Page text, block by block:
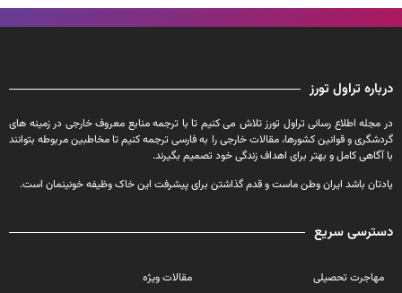
درباره تراول تورز
در مجله اطلاع رسانی تراول تورز تلاش می کنیم تا با ترجمه منابع معروف خارجی در زمینه های
گردشگری و قوانین کشورها، مقالات خارجی را به فارسی ترجمه کنیم تا مخاطبین مربوطه بتوانند
با آگاهی کامل و بهتر برای اهداف زندگی خود تصمیم بگیرند.
یادتان باشد ایران وطن ماست و قدم گذاشتن برای پیشرفت این خاک وظیفه خونینمان است.
دسترسی سریع
مهاجرت تحصیلی مقالات ویژه